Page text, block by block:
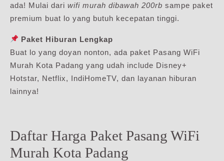
ada! Mulai dari wifi murah dibawah 200rb sampe paket
premium buat lo yang butuh kecepatan tinggi.
Paket Hiburan Lengkap
Buat lo yang doyan nonton, ada paket Pasang WiFi
Murah Kota Padang yang udah include Disney+
Hotstar, Netflix, IndiHomeTV, dan layanan hiburan
lainnya!
Daftar Harga Paket Pasang WiFi
Murah Kota Padang